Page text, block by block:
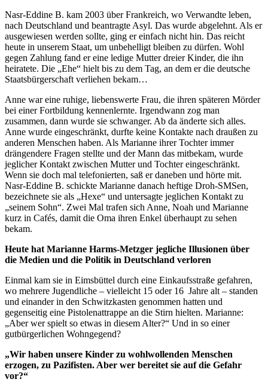
Nasr-Eddine B. kam 2003 über Frankreich, wo Verwandte leben,
nach Deutschland und beantragte Asyl. Das wurde abgelehnt. Als er
ausgewiesen werden sollte, ging er einfach nicht hin. Das reicht
heute in unserem Staat, um unbehelligt bleiben zu dürfen. Wohl
gegen Zahlung fand er eine ledige Mutter dreier Kinder, die ihn
heiratete. Die „Ehe“ hielt bis zu dem Tag, an dem er die deutsche
Staatsbürgerschaft verliehen bekam…
Anne war eine ruhige, liebenswerte Frau, die ihren späteren Mörder
bei einer Fortbildung kennenlernte. Irgendwann zog man
zusammen, dann wurde sie schwanger. Ab da änderte sich alles.
Anne wurde eingeschränkt, durfte keine Kontakte nach draußen zu
anderen Menschen haben. Als Marianne ihrer Tochter immer
drängendere Fragen stellte und der Mann das mitbekam, wurde
jeglicher Kontakt zwischen Mutter und Tochter eingeschränkt.
Wenn sie doch mal telefonierten, saß er daneben und hörte mit.
Nasr-Eddine B. schickte Marianne danach heftige Droh-SMSen,
bezeichnete sie als „Hexe“ und untersagte jeglichen Kontakt zu
„seinem Sohn“. Zwei Mal trafen sich Anne, Noah und Marianne
kurz in Cafés, damit die Oma ihren Enkel überhaupt zu sehen
bekam.
Heute hat Marianne Harms-Metzger jegliche Illusionen über
die Medien und die Politik in Deutschland verloren
Einmal kam sie in Eimsbüttel durch eine Einkaufsstraße gefahren,
wo mehrere Jugendliche – vielleicht 15 oder 16 Jahre alt – standen
und einander in den Schwitzkasten genommen hatten und
gegenseitig eine Pistolenattrappe an die Stirn hielten. Marianne:
„Aber wer spielt so etwas in diesem Alter?“ Und in so einer
gutbürgerlichen Wohngegend?
„Wir haben unsere Kinder zu wohlwollenden Menschen
erzogen, zu Pazifisten. Aber wer bereitet sie auf die Gefahr
vor?“